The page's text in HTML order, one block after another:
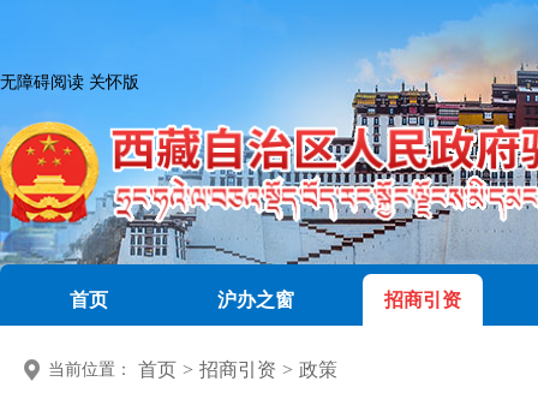
无障碍阅读 关怀版
首页 沪办之窗 招商引资
当前位置： 首页 > 招商引资 > 政策